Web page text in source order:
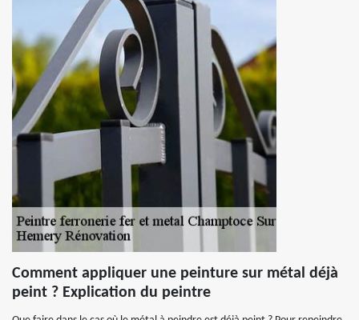
Comment appliquer une peinture sur métal déjà
peint ? Explication du peintre